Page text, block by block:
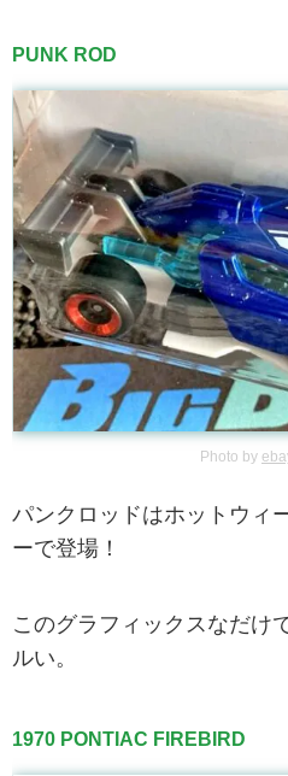
PUNK ROD
Photo by
パンクロッドはホットウィ
ーで登場！
このグラフィックスなだけ
ルい。
1970 PONTIAC FIREBIRD